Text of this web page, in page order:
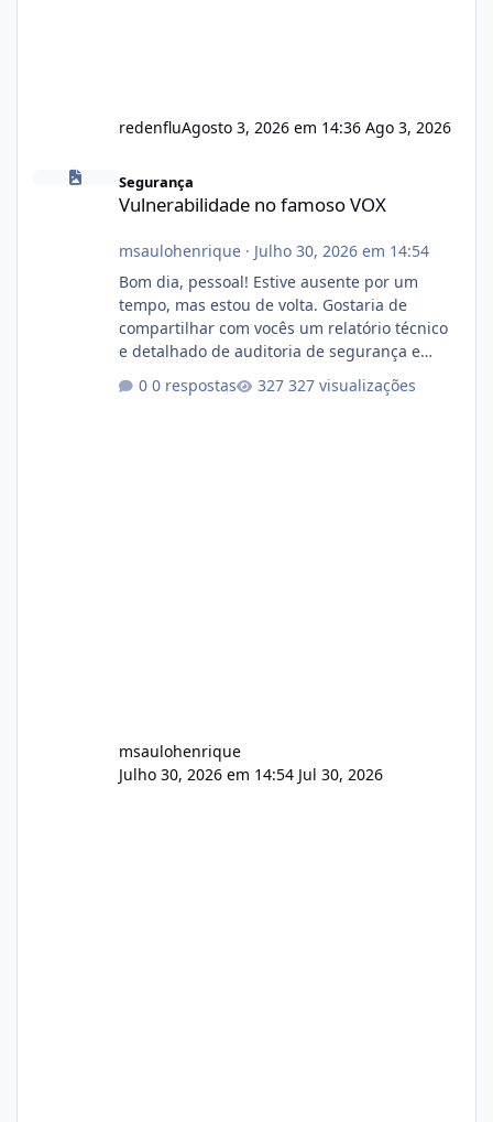
redenfluAgosto 3, 2026 em 14:36 Ago 3, 2026
Vulnerabilidade no famoso VOX
Segurança
Vulnerabilidade no famoso VOX
msaulohenrique· Julho 30, 2026 em 14:54
Bom dia, pessoal! Estive ausente por um
tempo, mas estou de volta. Gostaria de
compartilhar com vocês um relatório técnico
e detalhado de auditoria de segurança e
conformidade referente ao VOXPANEL (versão
atualmente em circulação e comercialização
0 respostas 327 visualizações
msaulohenrique
Julho 30, 2026 em 14:54 Jul 30, 2026